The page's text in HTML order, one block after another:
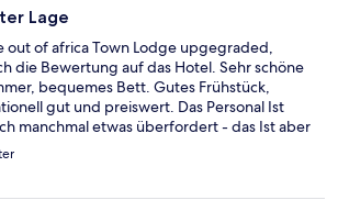
Lage
out of africa Town Lodge upgegraded,
die Bewertung auf das Hotel. Sehr schöne
bequemes Bett. Gutes Frühstück,
gut und preiswert. Das Personal Ist
manchmal etwas überfordert - das Ist aber
zu empfehlen!!